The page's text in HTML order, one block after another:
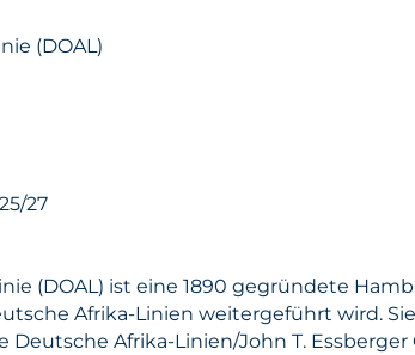
(DOAL)
27
(DOAL) ist eine 1890 gegründete
Afrika-Linien weitergeführt wird.
Afrika-Linien/John T. Essberger